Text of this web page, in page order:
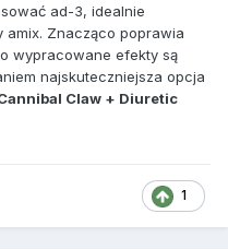
ad-3, idealnie
Znacząco poprawia
wypracowane efekty są
najskuteczniejsza opcja
Claw + Diuretic
1